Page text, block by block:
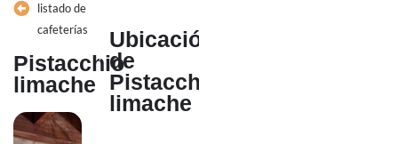
listado de
cafeterías
Pistacchio
limache
Ubicación
de
Pistacchio
limache